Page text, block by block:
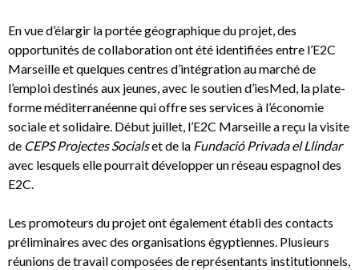
En vue d’élargir la portée géographique du projet, des
opportunités de collaboration ont été identifiées entre l’E2C
Marseille et quelques centres d’intégration au marché de
l’emploi destinés aux jeunes, avec le soutien d’iesMed, la plate-
forme méditerranéenne qui offre ses services à l’économie
sociale et solidaire. Début juillet, l’E2C Marseille a reçu la visite
de CEPS Projectes Socialset de la Fundació Privada el Llindar
avec lesquels elle pourrait développer un réseau espagnol des
E2C.
Les promoteurs du projet ont également établi des contacts
préliminaires avec des organisations égyptiennes. Plusieurs
réunions de travail composées de représentants institutionnels,